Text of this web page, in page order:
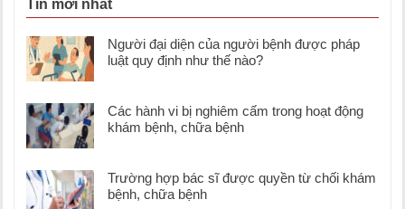
Tin mới nhất
Người đại diện của người bệnh được pháp
luật quy định như thế nào?
Các hành vi bị nghiêm cấm trong hoạt động
khám bệnh, chữa bệnh
Trường hợp bác sĩ được quyền từ chối khám
bệnh, chữa bệnh